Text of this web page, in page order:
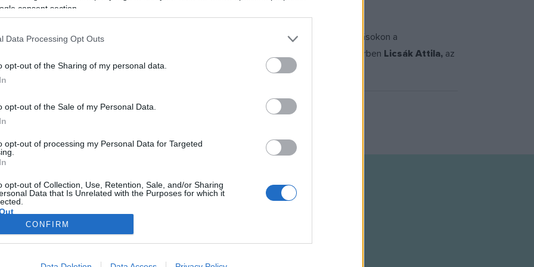
consent section.
Data Processing Opt Outs
opt-out of the Sharing of my personal data.
opt-out of the Sale of my Personal Data.
opt-out of processing my Personal Data for Targeted
opt-out of Collection, Use, Retention, Sale, and/or Sharing
Data that Is Unrelated with the Purposes for which it
allow Google to enable storage related to advertising like cookies on
CONFIRM
és sokak által megkedvelt Zenebeszéd-sorozat az MR 6-os stúdiójában. Az előadásokon a
zenés interaktív utazásra a közönséget. A Fiatal művészek pódiumán szeptemberben Licsák Attila, az
II. díjasa játszik.